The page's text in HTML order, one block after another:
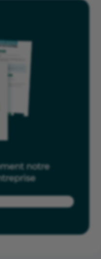
notre